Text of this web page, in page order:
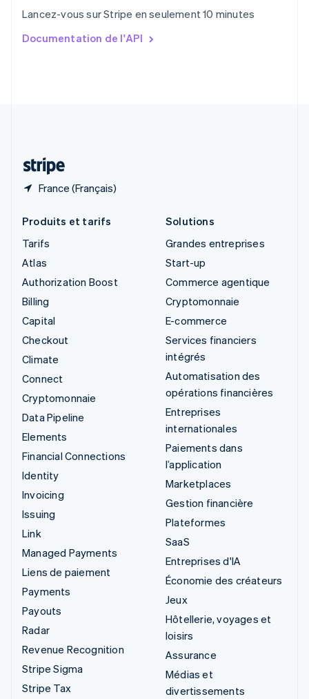
Lancez-vous sur Stripe en seulement 10 minutes
Documentation de l'API
France (Français)
English简体中文
English
Produits et tarifs
Tarifs
Atlas
Authorization Boost
Billing
Capital
Checkout
Climate
Connect
Cryptomonnaie
Data Pipeline
Elements
Financial Connections
Identity
Invoicing
Issuing
Link
Managed Payments
Liens de paiement
Payments
Payouts
Radar
Revenue Recognition
Stripe Sigma
Stripe Tax
Solutions
Grandes entreprises
Start-up
Commerce agentique
Cryptomonnaie
E-commerce
Services financiers
intégrés
Automatisation des
opérations financières
Entreprises
internationales
Paiements dans
l’application
Marketplaces
Gestion financière
Plateformes
SaaS
Entreprises d'IA
Économie des créateurs
Jeux
Hôtellerie, voyages et
loisirs
Assurance
Médias et
divertissements